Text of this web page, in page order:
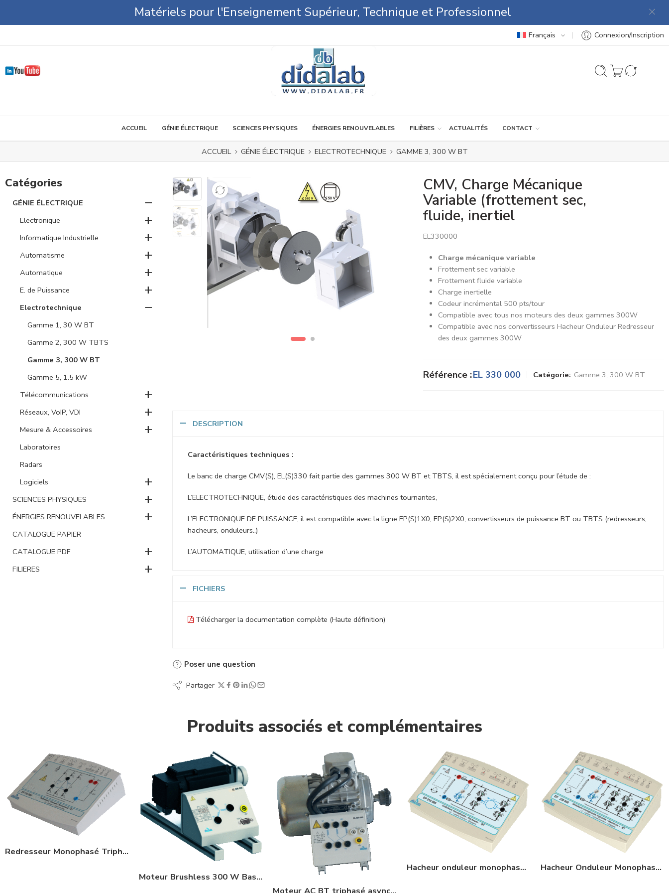
Matériels pour l'Enseignement Supérieur, Technique et Professionnel
Français Connexion/Inscription
ACCUEIL GÉNIE ÉLECTRIQUE SCIENCES PHYSIQUES ÉNERGIES RENOUVELABLES FILIÈRES ACTUALITÉS CONTACT
ACCUEIL GÉNIE ÉLECTRIQUE ELECTROTECHNIQUE GAMME 3, 300 W BT
CMV, Charge Mécanique
Variable (frottement sec,
fluide, inertiel
EL330000
Charge mécanique variable
Frottement sec variable
Frottement fluide variable
Charge inertielle
Codeur incrémental 500 pts/tour
Compatible avec tous nos moteurs des deux gammes 300W
Compatible avec nos convertisseurs Hacheur Onduleur Redresseur
des deux gammes 300W
Référence :EL 330 000 Catégorie: Gamme 3, 300 W BT
DESCRIPTION
Caractéristiques techniques :
Le banc de charge CMV(S), EL(S)330 fait partie des gammes 300 W BT et TBTS, il est spécialement conçu pour l’étude de :
L’ELECTROTECHNIQUE, étude des caractéristiques des machines tournantes,
L’ELECTRONIQUE DE PUISSANCE, il est compatible avec la ligne EP(S)1X0, EP(S)2X0, convertisseurs de puissance BT ou TBTS (redresseurs,
hacheurs, onduleurs..)
L’AUTOMATIQUE, utilisation d’une charge
FICHIERS
Télécharger la documentation complète (Haute définition)
Poser une question
Partager
Catégories
GÉNIE ÉLECTRIQUE −
Electronique +
Informatique Industrielle +
Automatisme +
Automatique +
E. de Puissance +
Electrotechnique −
Gamme 1, 30 W BT
Gamme 2, 300 W TBTS
Gamme 3, 300 W BT
Gamme 5, 1.5 kW
Télécommunications
+
Réseaux, VoIP, VDI +
Mesure & Accessoires +
Laboratoires
Radars
Logiciels
+
SCIENCES PHYSIQUES +
ÉNERGIES RENOUVELABLES +
CATALOGUE PAPIER
CATALOGUE PDF
+
FILIERES +
Produits associés et complémentaires
Redresseur Monophasé Triphasé BT 300 W
Moteur Brushless 300 W Basse Tension (réf : EL306000)
Hacheur onduleur monophasé BT 300 W Hacheur Onduleur Monophasé Triphasé BT 300 W